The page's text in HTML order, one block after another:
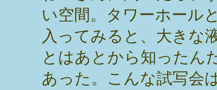
い空間。タワーホール
入ってみると、大きな
とはあとから知ったん
あった。こんな試写会